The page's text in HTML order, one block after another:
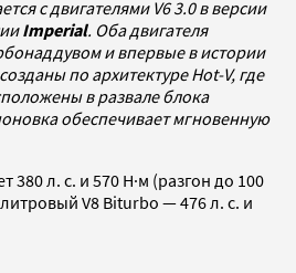
с двигателями V6 3.0 в версии
Imperial. Оба двигателя
и впервые в истории
по архитектуре Hot-V, где
в развале блока
обеспечивает мгновенную
380 л. с. и 570 Н·м (разгон до 100
V8 Biturbo — 476 л. с. и